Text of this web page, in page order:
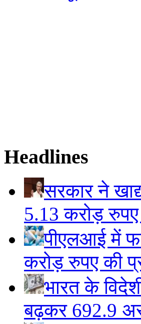
Headlines
सरकार ने
5.13 करोड़ रुपए
पीएलआई में
करोड़ रुपए की
भारत के
बढ़कर 692.9